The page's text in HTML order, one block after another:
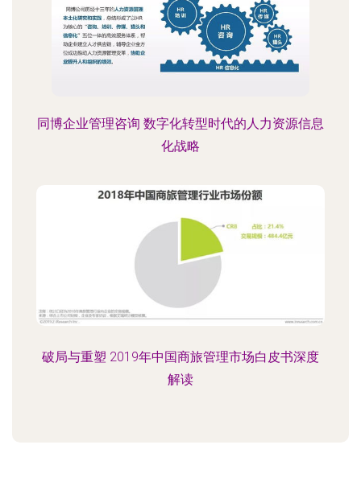
同博企业管理咨询 数字化转型时代的人力资源信息
化战略
破局与重塑 2019年中国商旅管理市场白皮书深度
解读